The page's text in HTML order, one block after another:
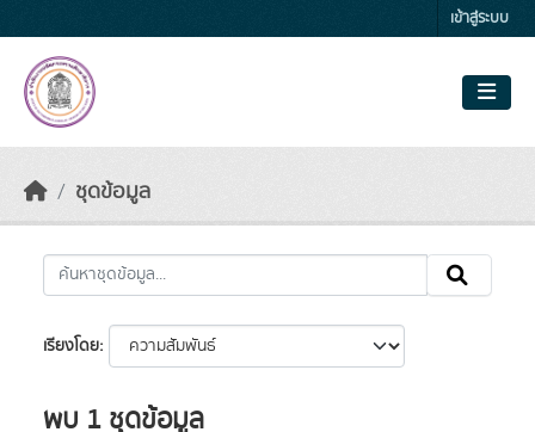
เข้าสู่ระบบ
ชุดข้อมูล
เรียงโดย
พบ 1 ชุดข้อมูล